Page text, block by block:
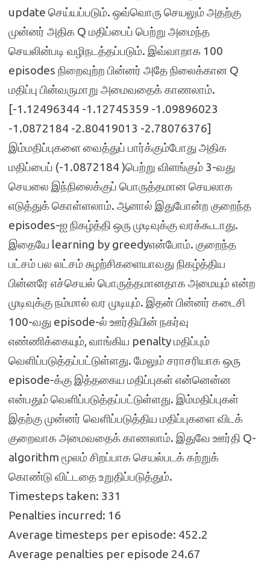
update செய்யப்படும். ஒவ்வொரு செயலும் அதற்கு
முன்னர் அதிக Q மதிப்பைப் பெற்று அமைந்த
செயலின்படி வழிநடத்தப்படும். இவ்வாறாக 100
episodes நிறைவுற்ற பின்னர் அதே நிலைக்கான Q
மதிப்பு பின்வருமாறு அமைவதைக் காணலாம்.
[-1.12496344 -1.12745359 -1.09896023
-1.0872184 -2.80419013 -2.78076376]
இம்மதிப்புகளை வைத்துப் பார்க்கும்போது அதிக
மதிப்பைப் (-1.0872184 )பெற்று விளங்கும் 3-வது
செயலை இந்நிலைக்குப் பொருத்தமான செயலாக
எடுத்துக் கொள்ளலாம். ஆனால் இதுபோன்ற குறைந்த
episodes-ஐ நிகழ்த்தி ஒரு முடிவுக்கு வரக்கூடாது.
இதையே learning by greedyஎன்போம். குறைந்த
பட்சம் பல லட்சம் சுழற்சிகளையாவது நிகழ்த்திய
பின்னரே எச்செயல் பொருத்தமானதாக அமையும் என்ற
முடிவுக்கு நம்மால் வர முடியும். இதன் பின்னர் கடைசி
100-வது episode-ல் ஊர்தியின் நகர்வு
எண்ணிக்கையும், வாங்கிய penalty மதிப்பும்
வெளிப்படுத்தப்பட்டுள்ளது. மேலும் சராசரியாக ஒரு
episode-க்கு இத்தகைய மதிப்புகள் என்னென்ன
என்பதும் வெளிப்படுத்தப்பட்டுள்ளது. இம்மதிப்புகள்
இதற்கு முன்னர் வெளிப்படுத்திய மதிப்புகளை விடக்
குறைவாக அமைவதைக் காணலாம். இதுவே ஊர்தி Q-
algorithm மூலம் சிறப்பாக செயல்படக் கற்றுக்
கொண்டு விட்டதை உறுதிப்படுத்தும்.
Timesteps taken: 331
Penalties incurred: 16
Average timesteps per episode: 452.2
Average penalties per episode 24.67